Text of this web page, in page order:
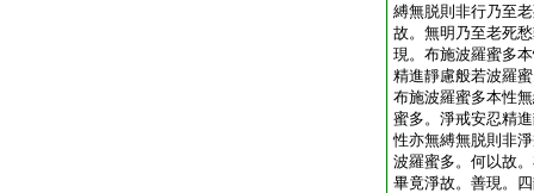
縛無脱則非行乃至
故。無明乃至老死
現。布施波羅蜜多
精進靜慮般若波羅
布施波羅蜜多本性
蜜多。淨戒安忍精
性亦無縛無脱則非
波羅蜜多。何以故
畢竟淨故。善現。